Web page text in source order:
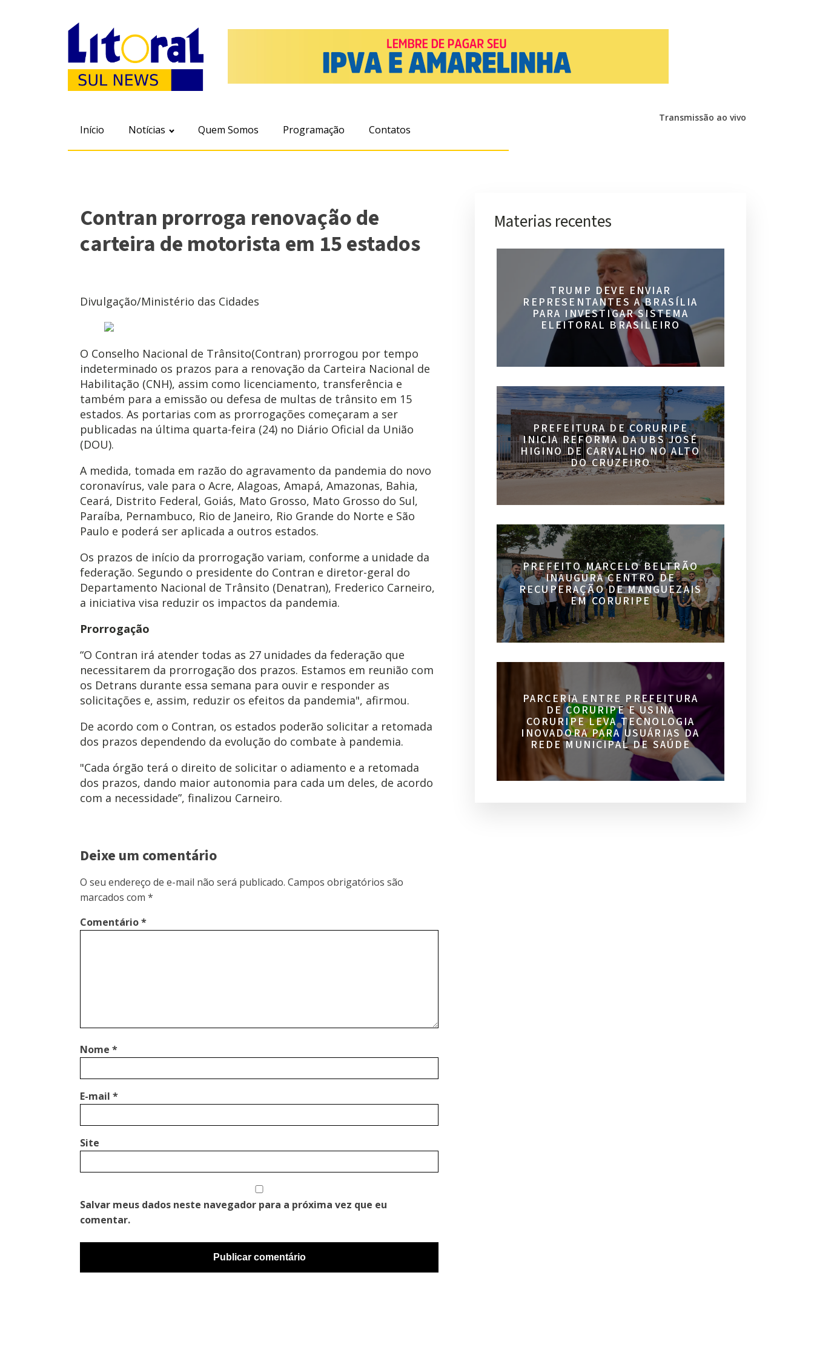
Início Notícias Quem Somos Programação Contatos
Transmissão ao vivo
Contran prorroga renovação de
carteira de motorista em 15 estados
Divulgação/Ministério das Cidades
O Conselho Nacional de Trânsito(Contran) prorrogou por tempo
indeterminado os prazos para a renovação da Carteira Nacional de
Habilitação (CNH), assim como licenciamento, transferência e
também para a emissão ou defesa de multas de trânsito em 15
estados. As portarias com as prorrogações começaram a ser
publicadas na última quarta-feira (24) no Diário Oficial da União
(DOU).
A medida, tomada em razão do agravamento da pandemia do novo
coronavírus, vale para o Acre, Alagoas, Amapá, Amazonas, Bahia,
Ceará, Distrito Federal, Goiás, Mato Grosso, Mato Grosso do Sul,
Paraíba, Pernambuco, Rio de Janeiro, Rio Grande do Norte e São
Paulo e poderá ser aplicada a outros estados.
Os prazos de início da prorrogação variam, conforme a unidade da
federação. Segundo o presidente do Contran e diretor-geral do
Departamento Nacional de Trânsito (Denatran), Frederico Carneiro,
a iniciativa visa reduzir os impactos da pandemia.
Prorrogação
“O Contran irá atender todas as 27 unidades da federação que
necessitarem da prorrogação dos prazos. Estamos em reunião com
os Detrans durante essa semana para ouvir e responder as
solicitações e, assim, reduzir os efeitos da pandemia", afirmou.
De acordo com o Contran, os estados poderão solicitar a retomada
dos prazos dependendo da evolução do combate à pandemia.
"Cada órgão terá o direito de solicitar o adiamento e a retomada
dos prazos, dando maior autonomia para cada um deles, de acordo
com a necessidade”, finalizou Carneiro.
Deixe um comentário
O seu endereço de e-mail não será publicado. Campos obrigatórios são
marcados com *
Comentário*
Nome *
E-mail *
Site
Salvar meus dados neste navegador para a próxima vez que eu
comentar.
Materias recentes
TRUMP DEVE ENVIAR
REPRESENTANTES A BRASÍLIA
PARA INVESTIGAR SISTEMA
ELEITORAL BRASILEIRO
PREFEITURA DE CORURIPE
INICIA REFORMA DA UBS JOSÉ
HIGINO DE CARVALHO NO ALTO
DO CRUZEIRO
PREFEITO MARCELO BELTRÃO
INAUGURA CENTRO DE
RECUPERAÇÃO DE MANGUEZAIS
EM CORURIPE
PARCERIA ENTRE PREFEITURA
DE CORURIPE E USINA
CORURIPE LEVA TECNOLOGIA
INOVADORA PARA USUÁRIAS DA
REDE MUNICIPAL DE SAÚDE